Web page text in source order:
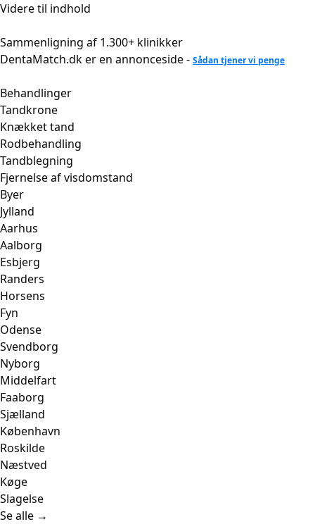
Videre til indhold
Sammenligning af 1.300+ klinikker
DentaMatch.dk er en annonceside - Sådan tjener vi penge
Behandlinger
Tandkrone
Knækket tand
Rodbehandling
Tandblegning
Fjernelse af visdomstand
Byer
Jylland
Aarhus
Aalborg
Esbjerg
Randers
Horsens
Fyn
Odense
Svendborg
Nyborg
Middelfart
Faaborg
Sjælland
København
Roskilde
Næstved
Køge
Slagelse
Se alle →